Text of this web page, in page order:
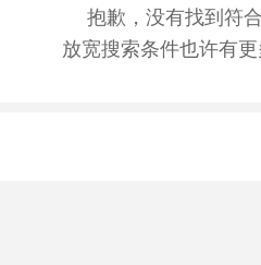
抱歉，没有找到符
放宽搜索条件也许有